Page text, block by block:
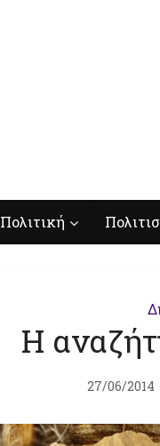
Πολιτική
Η
27/06/2014